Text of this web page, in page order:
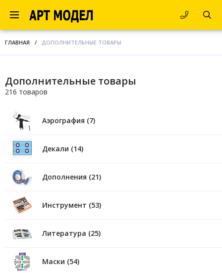
ГЛАВНАЯ / ДОПОЛНИТЕЛЬНЫЕ ТОВАРЫ
Дополнительные товары
216 товаров
Аэрография (7)
Декали (14)
Дополнения (21)
Инструмент (53)
Литература (25)
Маски (54)